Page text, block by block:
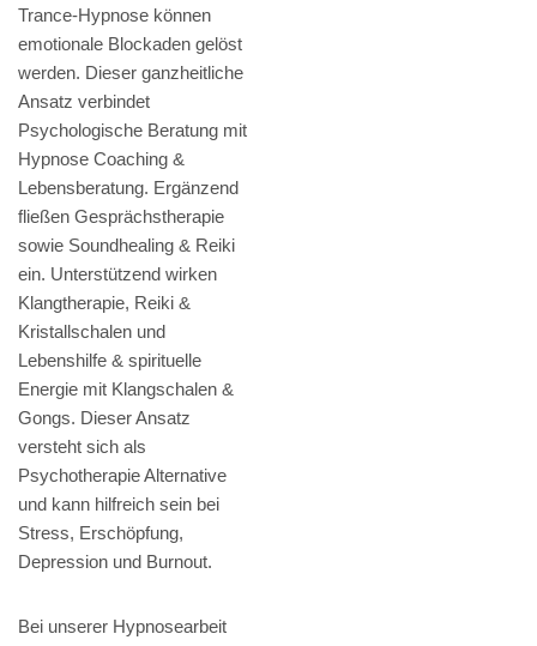
Trance-Hypnose können
emotionale Blockaden gelöst
werden. Dieser ganzheitliche
Ansatz verbindet
Psychologische Beratung mit
Hypnose Coaching &
Lebensberatung. Ergänzend
fließen Gesprächstherapie
sowie Soundhealing & Reiki
ein. Unterstützend wirken
Klangtherapie, Reiki &
Kristallschalen und
Lebenshilfe & spirituelle
Energie mit Klangschalen &
Gongs. Dieser Ansatz
versteht sich als
Psychotherapie Alternative
und kann hilfreich sein bei
Stress, Erschöpfung,
Depression und Burnout.
Bei unserer Hypnosearbeit